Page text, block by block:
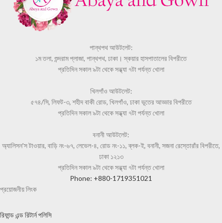
পান্থপথ আউটলেট:
১ম তলা, শুন্দরাম প্লাজা, পান্থপথ, ঢাকা। স্কয়ার হাসপাতালের বিপরীতে
প্রতিদিন সকাল ৯টা থেকে সন্ধ্যা ৭টা পর্যন্ত খোলা
খিলগাঁও আউটলেট:
৫৭৪/সি, লিফট-৩, শহীদ বাকী রোড, খিলগাঁও, ঢাকা ভূতের আড্ডার বিপরীতে
প্রতিদিন সকাল ৯টা থেকে সন্ধ্যা ৭টা পর্যন্ত খোলা
বনানী আউটলেট:
অ্যালিসন'স টাওয়ার, বাড়ি নং-৬৭, লেভেল-৪, রোড নং-১১, ব্লক-ই, বনানী, সজনা রেস্তোরাঁর বিপরীতে,
ঢাকা ১২১৩
প্রতিদিন সকাল ৯টা থেকে সন্ধ্যা ৭টা পর্যন্ত খোলা
Phone: +880-1719351021
প্রয়োজনীয় লিংক
রিফান্ড এন্ড রিটার্ন পলিসি